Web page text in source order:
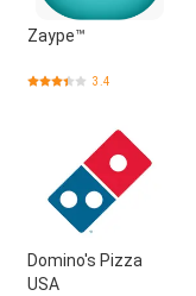
Zaype™
3.4
Domino's Pizza
USA